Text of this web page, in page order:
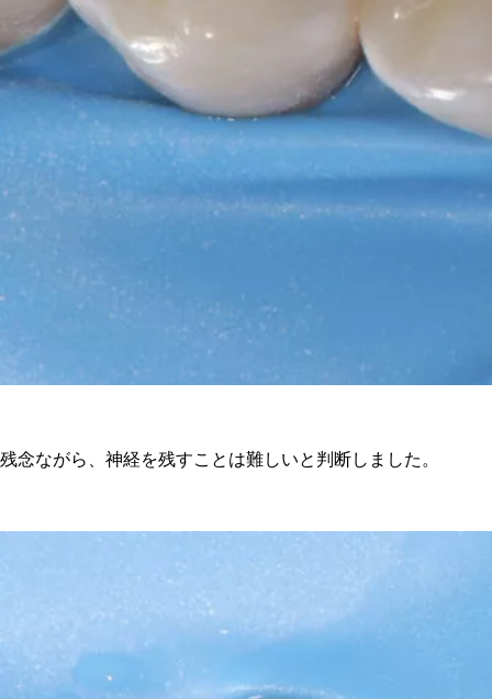
残念ながら、神経を残すことは難しいと判断しました。